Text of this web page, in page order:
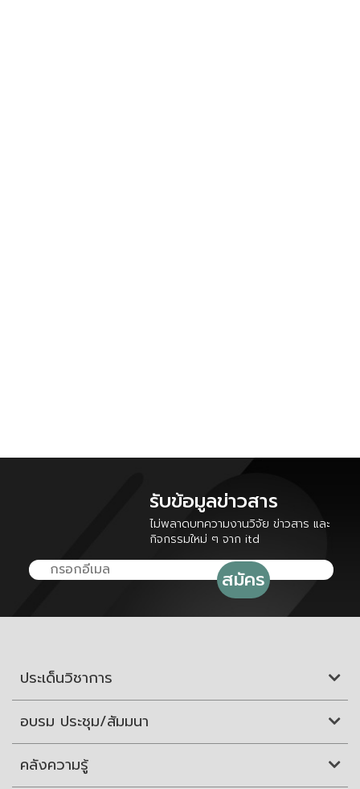
รับข้อมูลข่าวสาร
ไม่พลาดบทความงานวิจัย ข่าวสาร และ
กิจกรรมใหม่ ๆ จาก itd
ประเด็นวิชาการ
อบรม ประชุม/สัมมนา
คลังความรู้